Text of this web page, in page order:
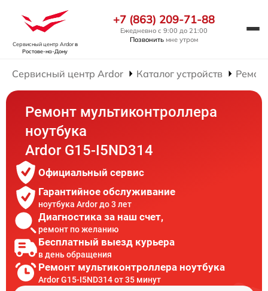
Сервисный центр Ardorв
Ростове-на-Дону
+7 (863) 209-71-88
Ежедневно с 9:00 до 21:00
Позвонить мне утром
Сервисный центр Ardor Каталог устройств
Ремонт мультиконтроллера
ноутбука
Ardor G15-I5ND314
Официальный сервис
Гарантийное обслуживание
ноутбука Ardor до 3 лет
Диагностика за наш счет,
ремонт по желанию
Бесплатный выезд курьера
в день обращения
Ремонт мультиконтроллера ноутбука
Ardor G15-I5ND314 от 35 минут